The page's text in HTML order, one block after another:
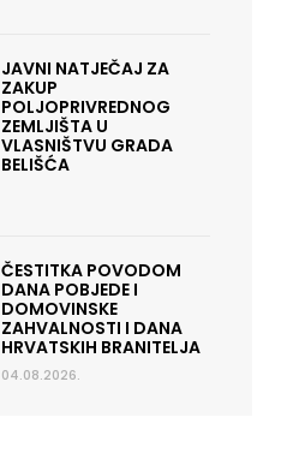
JAVNI NATJEČAJ ZA
ZAKUP
POLJOPRIVREDNOG
ZEMLJIŠTA U
VLASNIŠTVU GRADA
BELIŠĆA
ČESTITKA POVODOM
DANA POBJEDE I
DOMOVINSKE
ZAHVALNOSTI I DANA
HRVATSKIH BRANITELJA
04.08.2026.